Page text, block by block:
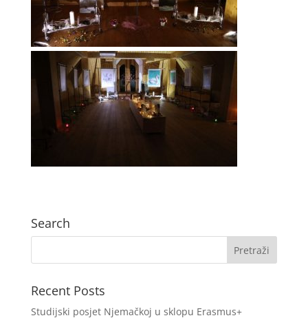
Search
Recent Posts
Studijski posjet Njemačkoj u sklopu Erasmus+